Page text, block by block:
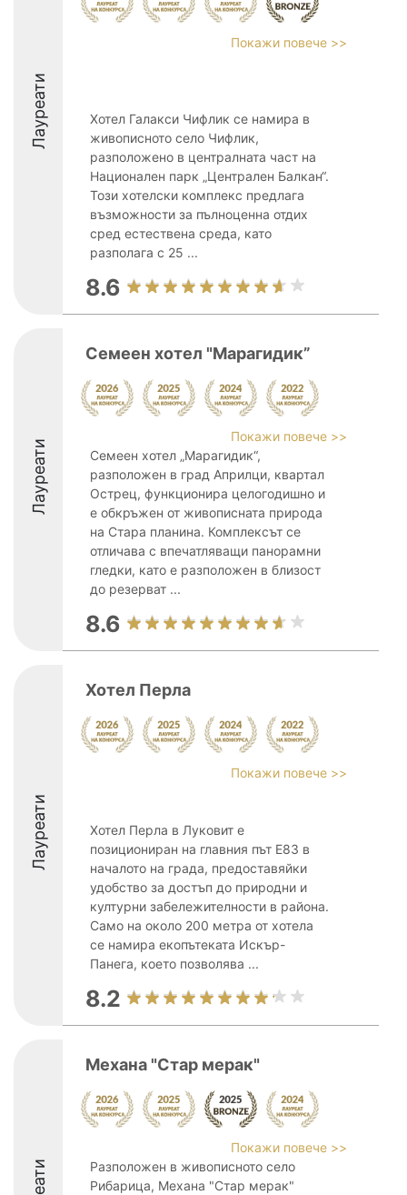
Лауреати
Покажи повече >>
Хотел Галакси Чифлик се намира в
живописното село Чифлик,
разположено в централната част на
Национален парк „Централен Балкан“.
Този хотелски комплекс предлага
възможности за пълноценна отдих
сред естествена среда, като
разполага с 25 ...
8.6
Лауреати
Семеен хотел "Марагидик”
Покажи повече >>
Семеен хотел „Марагидик“,
разположен в град Априлци, квартал
Острец, функционира целогодишно и
е обкръжен от живописната природа
на Стара планина. Комплексът се
отличава с впечатляващи панорамни
гледки, като е разположен в близост
до резерват ...
8.6
Лауреати
Хотел Перла
Покажи повече >>
Хотел Перла в Луковит е
позициониран на главния път Е83 в
началото на града, предоставяйки
удобство за достъп до природни и
културни забележителности в района.
Само на около 200 метра от хотела
се намира екопътеката Искър-
Панега, което позволява ...
8.2
Механа "Стар мерак"
Покажи повече >>
Разположен в живописното село
Рибарица, Механа "Стар мерак"